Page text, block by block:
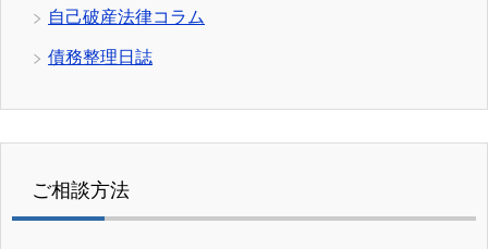
自己破産法律コラム
債務整理日誌
ご相談方法